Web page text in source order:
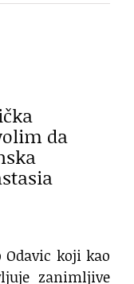
da
koji kao
zanimljive